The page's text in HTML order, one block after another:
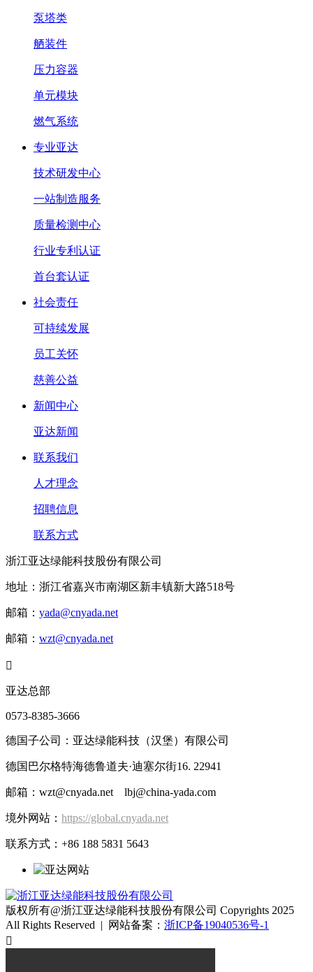
泵塔类
舾装件
压力容器
单元模块
燃气系统
专业亚达
技术研发中心
一站制造服务
质量检测中心
行业专利认证
首台套认证
社会责任
可持续发展
员工关怀
慈善公益
新闻中心
亚达新闻
联系我们
人才理念
招聘信息
联系方式
浙江亚达绿能科技股份有限公司
地址：浙江省嘉兴市南湖区新丰镇新大路518号
邮箱： yada@cnyada.net
邮箱： wzt@cnyada.net

亚达总部
0573-8385-3666
德国子公司：亚达绿能科技（汉堡）有限公司
德国巴尔格特海德鲁道夫·迪塞尔街16. 22941
邮箱：wzt@cnyada.net lbj@china-yada.com
境外网站： https://global.cnyada.net
联系方式：+86 188 5831 5643
版权所有@浙江亚达绿能科技股份有限公司 Copyrights 2025
All Rights Reserved | 网站备案： 浙ICP备19040536号-1
